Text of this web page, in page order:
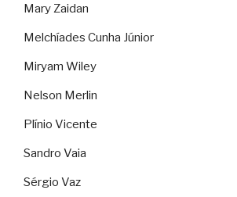
Mary Zaidan
Melchíades Cunha Júnior
Miryam Wiley
Nelson Merlin
Plínio Vicente
Sandro Vaia
Sérgio Vaz